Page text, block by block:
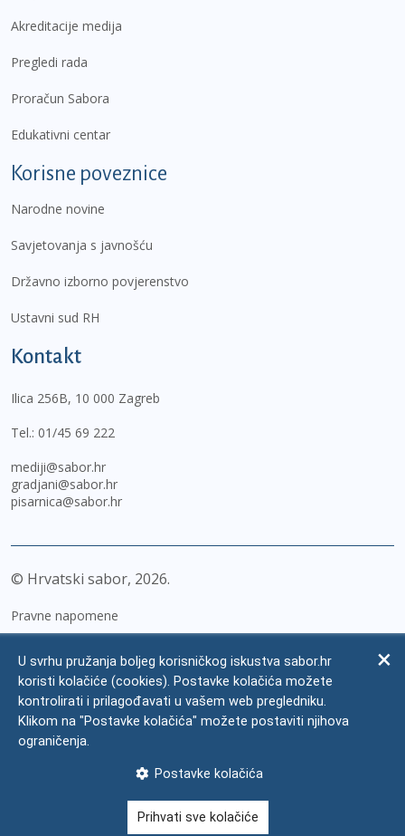
Akreditacije medija
Pregledi rada
Proračun Sabora
Edukativni centar
Korisne poveznice
Narodne novine
Savjetovanja s javnošću
Državno izborno povjerenstvo
Ustavni sud RH
Kontakt
Ilica 256B, 10 000 Zagreb
Tel.: 01/45 69 222
mediji@sabor.hr
gradjani@sabor.hr
pisarnica@sabor.hr
© Hrvatski sabor, 2026
Pravne napomene
Zaštita osobnih podataka
Impressum
Česta pitanja
U svrhu pružanja boljeg korisničkog iskustva sabor.hr
koristi kolačiće (cookies). Postavke kolačića možete
kontrolirati i prilagođavati u vašem web pregledniku.
Klikom na "Postavke kolačića" možete postaviti njihova
ograničenja.
Postavke kolačića
Prihvati sve kolačiće